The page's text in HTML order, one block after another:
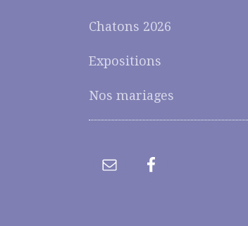
Chatons 2026
Expositions
Nos mariages